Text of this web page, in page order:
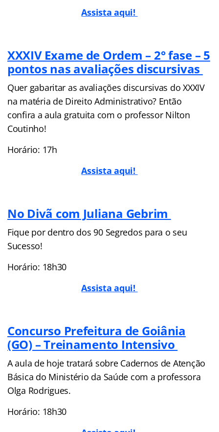
Assista aqui!
XXXIV Exame de Ordem – 2° fase – 5
pontos nas avaliações discursivas
Quer gabaritar as avaliações discursivas do XXXIV
na matéria de Direito Administrativo? Então
confira a aula gratuita com o professor Nilton
Coutinho!
Horário: 17h
Assista aqui!
No Divã com Juliana Gebrim
Fique por dentro dos 90 Segredos para o seu
Sucesso!
Horário: 18h30
Assista aqui!
Concurso Prefeitura de Goiânia
(GO) – Treinamento Intensivo
A aula de hoje tratará sobre Cadernos de Atenção
Básica do Ministério da Saúde com a professora
Olga Rodrigues.
Horário: 18h30